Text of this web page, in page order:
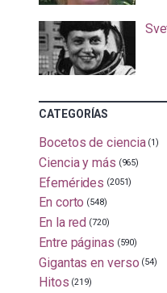
CATEGORÍAS
Bocetos de ciencia (1)
Ciencia y más (965)
Efemérides (2051)
En corto (548)
En la red (720)
Entre páginas (590)
Gigantas en verso (54)
Hitos (219)